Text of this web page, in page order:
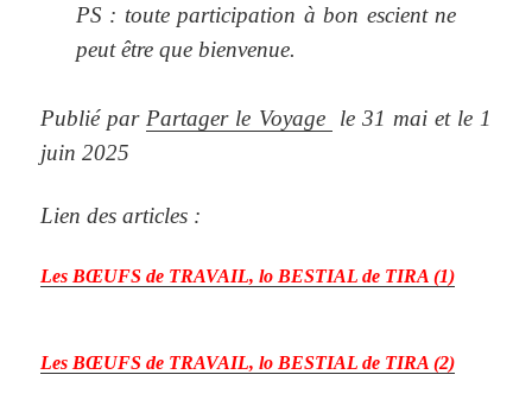
PS : toute participation à bon escient ne
peut être que bienvenue.
Publié par Partager le Voyage
le 31 mai et le 1
juin 2025
Lien des articles :
Les BŒUFS de TRAVAIL, lo BESTIAL de TIRA (1)
Les BŒUFS de TRAVAIL, lo BESTIAL de TIRA (2)